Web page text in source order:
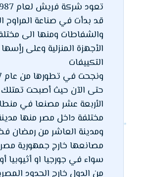
قد بدأت في صناعة المراوح
والشفاطات ومنها الى
الأجهزة المنزلية وعلى رأٍسها
التكييفات
حتى الآن حيث أصبحت تمتلك
الأربعة عشر مصنعا في
مختلفة داخل مصر منها
ومدينة العاشر من رمضان
مصانعها خارج جمهورية مصر
سواء في جورجيا او أثيوبيا
من الدول خارج الحدود